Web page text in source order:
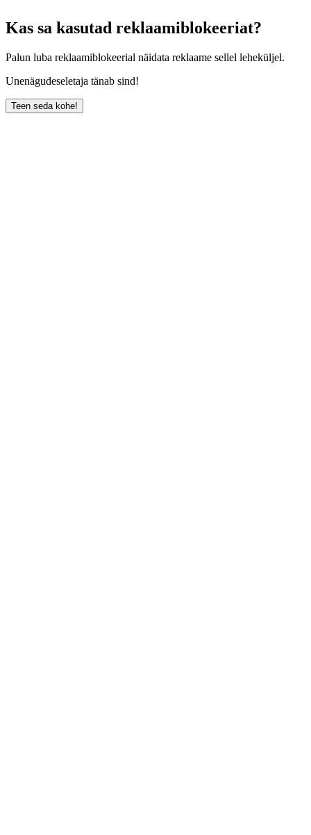
Kas sa kasutad reklaamiblokeeriat?
Palun luba reklaamiblokeerial näidata reklaame sellel leheküljel.
Unenägudeseletaja tänab sind!
Teen seda kohe!